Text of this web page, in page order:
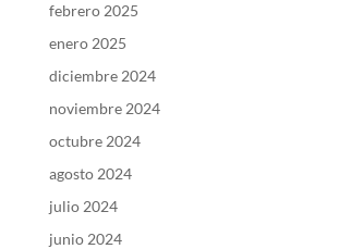
febrero 2025
enero 2025
diciembre 2024
noviembre 2024
octubre 2024
agosto 2024
julio 2024
junio 2024